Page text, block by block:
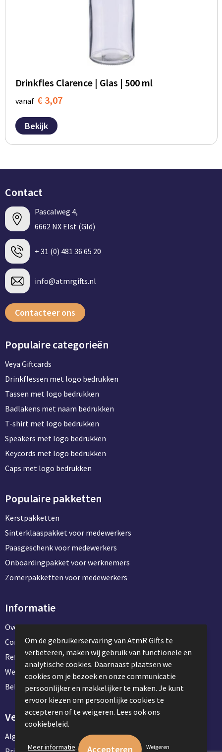
Drinkfles Clarence | Glas | 500 ml
vanaf € 3,07
Bekijk
Contact
Pascalweg 4,
6662 NX Elst (Gld)
+ 31 (0) 481 36 65 20
info@atmrgifts.nl
Contacteer ons
Populaire categorieën
Veya Giftcards
Drinkflessen met logo bedrukken
Tassen met logo bedrukken
Badlakens met naam bedrukken
T-shirt met logo bedrukken
Speakers met logo bedrukken
Keycords met logo bedrukken
Caps met logo bedrukken
Populaire pakketten
Kerstpakketten
Sinterklaaspakket voor medewerkers
Paasgeschenk voor medewerkers
Onboardingpakket voor werknemers
Zomerpakketten voor medewerkers
Informatie
Over ons
Contact en klantenservice
Referentie projecten
Werken & stage bij AtmR Gifts
Bekijk kantoorbenodigdheden
Veilig winkelen
Algemene voorwaarden
Om de gebruikerservaring van AtmR Gifts te
verbeteren, maken wij gebruik van functionele en
analytische cookies. Daarnaast plaatsen we
cookies om je bezoek en onze communicatie
persoonlijker en makkelijker te maken. Je kunt
ervoor kiezen om persoonlijke cookies te
accepteren of te weigeren. Lees ook ons
cookiebeleid.
Meer informatie. Weigeren